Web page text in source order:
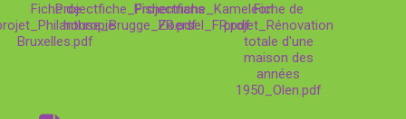
Fiche de
Bruxelles.pdf
Projectfiche_Fishermans
house_Brugge_FR.pdf
Projectfiche_Kameleon
Zoersel_FR.pdf
Fiche de
projet_Rénovation
totale d'une
maison des
années
1950_Olen.pdf